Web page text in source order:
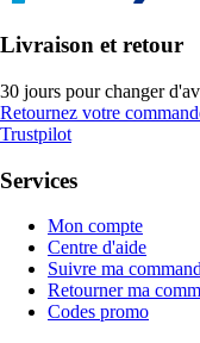
Livraison et retour
30 jours pour changer
Retournez votre
Trustpilot
Services
Mon compte
Centre d'aide
Suivre ma
Retourner ma
Codes promo